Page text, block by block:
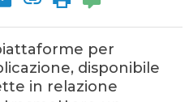
per
disponibile
in relazione